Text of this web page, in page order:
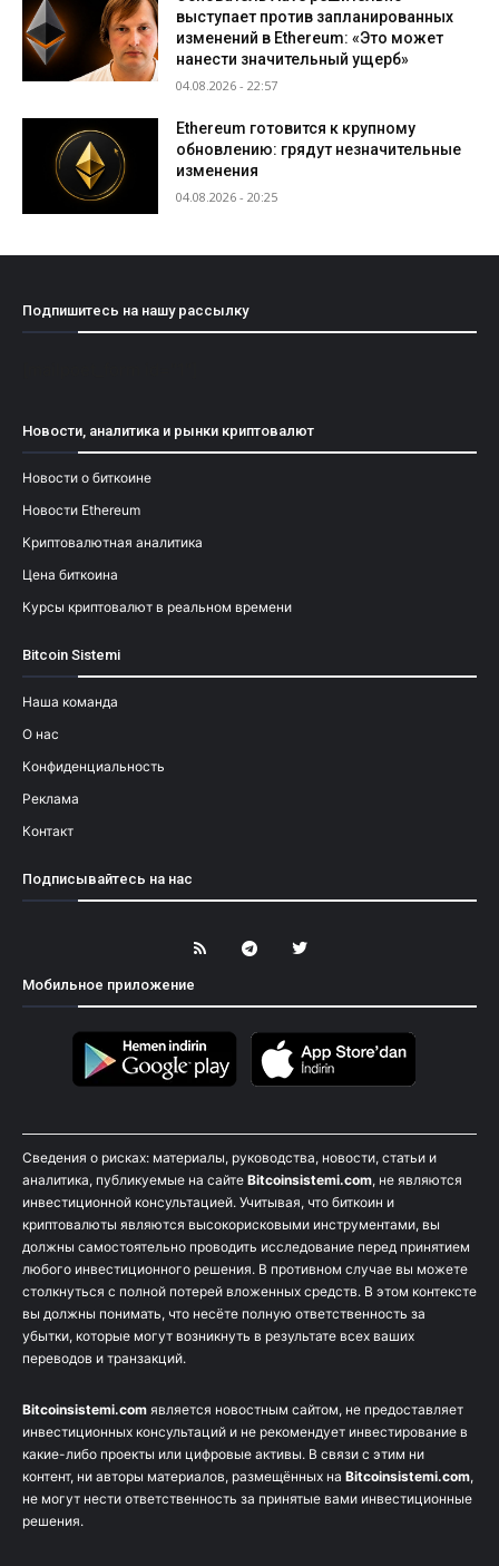
выступает против запланированных
изменений в Ethereum: «Это может
нанести значительный ущерб»
04.08.2026 - 22:57
Ethereum готовится к крупному
обновлению: грядут незначительные
изменения
04.08.2026 - 20:25
Подпишитесь на нашу рассылку
Новости, аналитика и рынки криптовалют
Новости о биткоине
Новости Ethereum
Криптовалютная аналитика
Цена биткоина
Курсы криптовалют в реальном времени
Bitcoin Sistemi
Наша команда
О нас
Конфиденциальность
Реклама
Контакт
Подписывайтесь на нас
Мобильное приложение
Сведения о рисках: материалы, руководства, новости, статьи и
аналитика, публикуемые на сайте Bitcoinsistemi.com, не являются
инвестиционной консультацией. Учитывая, что биткоин и
криптовалюты являются высокорисковыми инструментами, вы
должны самостоятельно проводить исследование перед принятием
любого инвестиционного решения. В противном случае вы можете
столкнуться с полной потерей вложенных средств. В этом контексте
вы должны понимать, что несёте полную ответственность за
убытки, которые могут возникнуть в результате всех ваших
переводов и транзакций.
Bitcoinsistemi.com является новостным сайтом, не предоставляет
инвестиционных консультаций и не рекомендует инвестирование в
какие-либо проекты или цифровые активы. В связи с этим ни
контент, ни авторы материалов, размещённых на Bitcoinsistemi.com,
не могут нести ответственность за принятые вами инвестиционные
решения.